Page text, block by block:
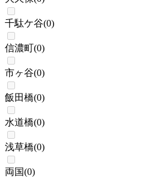
千駄ケ谷(0)
信濃町(0)
市ヶ谷(0)
飯田橋(0)
水道橋(0)
浅草橋(0)
両国(0)